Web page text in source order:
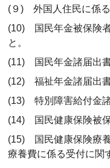
(９) 外国人住民に係る
(10) 国民年金被保険
と。
(11) 国民年金諸届出
(12) 福祉年金諸届出
(13) 特別障害給付金
(14) 国民健康保険被
(15) 国民健康保険療
療養費に係る受付に関